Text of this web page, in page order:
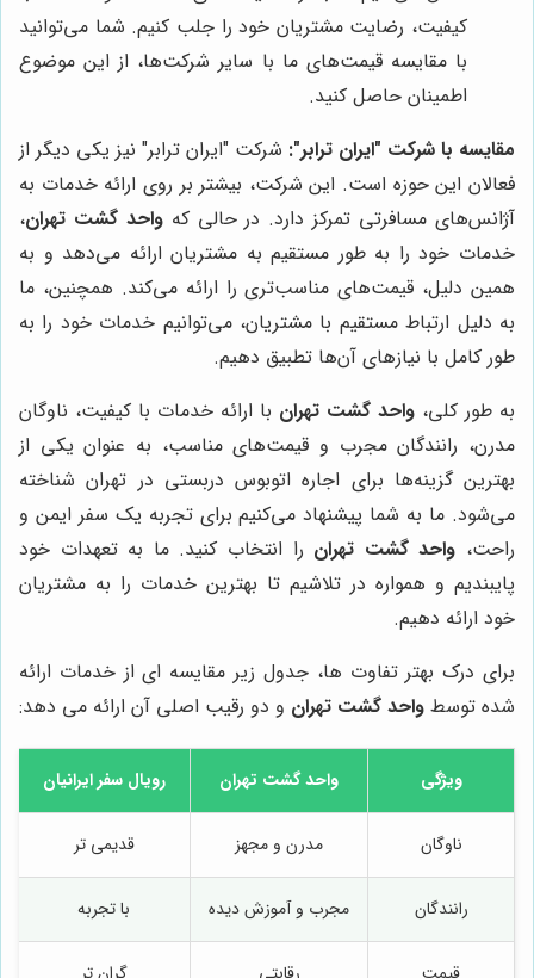
کیفیت، رضایت مشتریان خود را جلب کنیم. شما می‌توانید
با مقایسه قیمت‌های ما با سایر شرکت‌ها، از این موضوع
اطمینان حاصل کنید.
مقایسه با شرکت "ایران ترابر": شرکت "ایران ترابر" نیز یکی دیگر از
فعالان این حوزه است. این شرکت، بیشتر بر روی ارائه خدمات به
آژانس‌های مسافرتی تمرکز دارد. در حالی کهواحد گشت تهران،
خدمات خود را به طور مستقیم به مشتریان ارائه می‌دهد و به
همین دلیل، قیمت‌های مناسب‌تری را ارائه می‌کند. همچنین، ما
به دلیل ارتباط مستقیم با مشتریان، می‌توانیم خدمات خود را به
طور کامل با نیازهای آن‌ها تطبیق دهیم.
به طور کلی، واحد گشت تهران با ارائه خدمات با کیفیت، ناوگان
مدرن، رانندگان مجرب و قیمت‌های مناسب، به عنوان یکی از
بهترین گزینه‌ها برای اجاره اتوبوس دربستی در تهران شناخته
می‌شود. ما به شما پیشنهاد می‌کنیم برای تجربه یک سفر ایمن و
راحت، واحد گشت تهران را انتخاب کنید. ما به تعهدات خود
پایبندیم و همواره در تلاشیم تا بهترین خدمات را به مشتریان
خود ارائه دهیم.
برای درک بهتر تفاوت ها، جدول زیر مقایسه ای از خدمات ارائه
شده توسط واحد گشت تهران و دو رقیب اصلی آن ارائه می دهد:
ویژگی واحد گشت تهران رویال سفر ایرانیان
ناوگان مدرن و مجهز قدیمی تر
رانندگان مجرب و آموزش دیده با تجربه